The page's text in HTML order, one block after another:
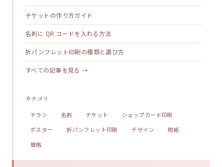
チケットの作り方ガイド
名刺に QR コードを入れる方法
折パンフレット印刷の種類と選び方
すべての記事を見る →
カテゴリ
チラシ 名刺 チケット
ショップカード印刷
ポスター
折パンフレット印刷 デザイン
用紙
価格